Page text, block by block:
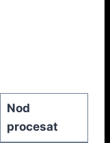
Nod
procesat